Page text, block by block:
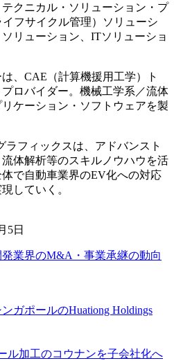
クニカル・ソリューション・プ
フサイクル管理）ソリューシ
リューション、ITソリューショ
、CAE（計算機援用工学）ト
ロバイダー。機械工学系／流体
ケーション・ソフトウェアを製
ラフィックスは、アドバンスト
体解析等のスキルノウハウを活
で自動車業界のEV化への対応
していく。
5日
業界のM&A・事業承継の動向
ガポールのHuationg Holdings
ル加工のコウナンを子会社化へ